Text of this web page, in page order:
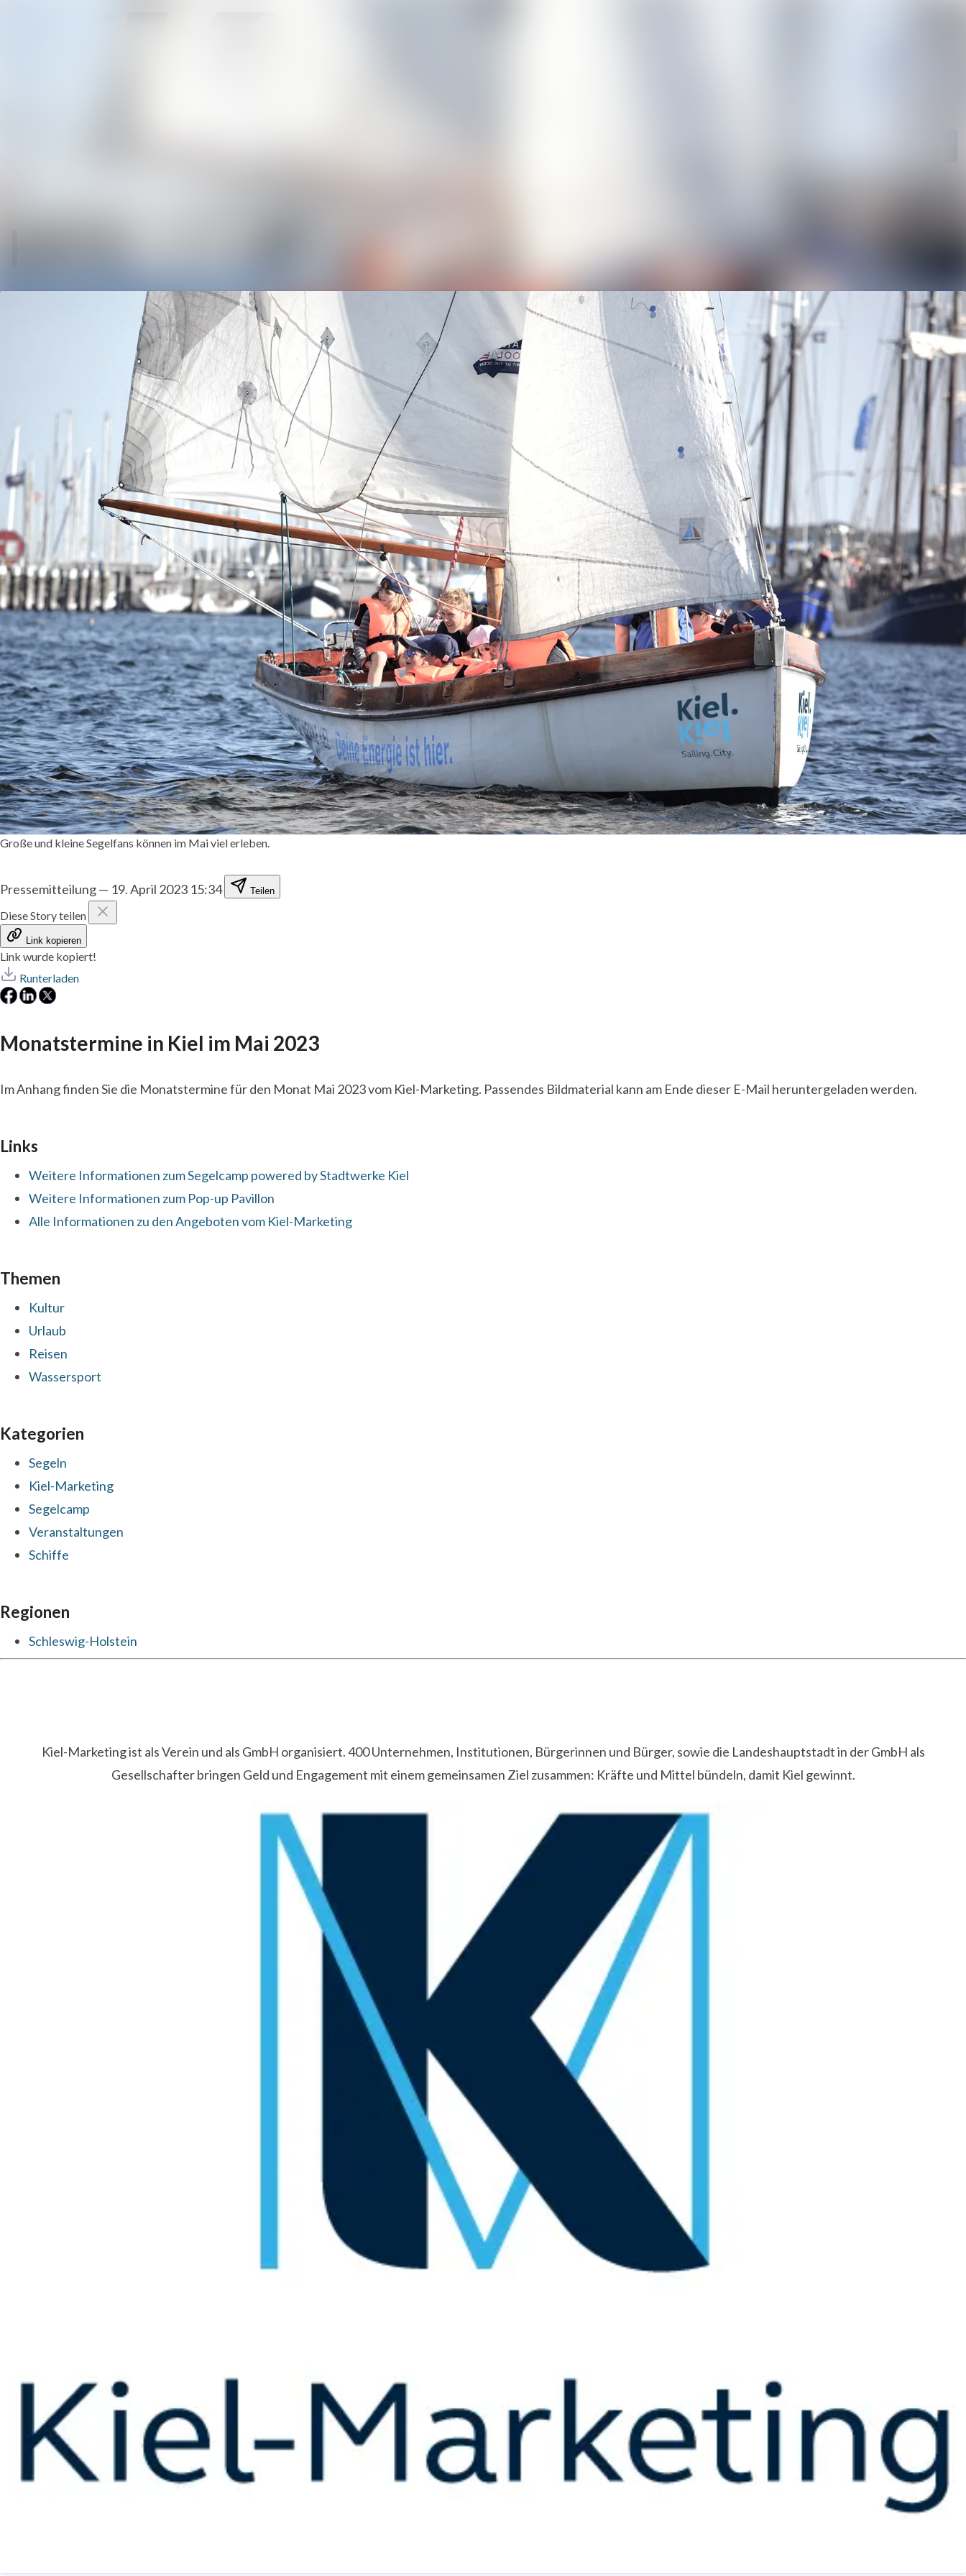
Große und kleine Segelfans können im Mai viel erleben.
Pressemitteilung— 19. April 2023 15:34 Teilen
Diese Story teilen
Link kopieren
Link wurde kopiert!
Runterladen
Monatstermine in Kiel im Mai 2023
Im Anhang finden Sie die Monatstermine für den Monat Mai 2023 vom Kiel-Marketing. Passendes Bildmaterial kann am Ende dieser E-Mail heruntergeladen werden.
Links
Weitere Informationen zum Segelcamp powered by Stadtwerke Kiel
Weitere Informationen zum Pop-up Pavillon
Alle Informationen zu den Angeboten vom Kiel-Marketing
Themen
Kultur
Urlaub
Reisen
Wassersport
Kategorien
Segeln
Kiel-Marketing
Segelcamp
Veranstaltungen
Schiffe
Regionen
Schleswig-Holstein
Kiel-Marketing ist als Verein und als GmbH organisiert. 400 Unternehmen, Institutionen, Bürgerinnen und Bürger, sowie die Landeshauptstadt in der GmbH als
Gesellschafter bringen Geld und Engagement mit einem gemeinsamen Ziel zusammen: Kräfte und Mittel bündeln, damit Kiel gewinnt.